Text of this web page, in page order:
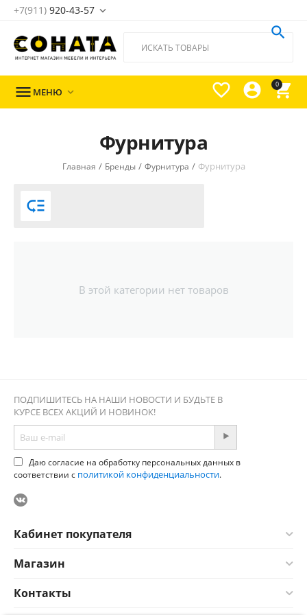
+7(911) 920-43-57 
0




 МЕНЮ 
Фурнитура
Главная / Бренды / Фурнитура / Фурнитура

В этой категории нет товаров
ПОДПИШИТЕСЬ НА НАШИ НОВОСТИ И БУДЬТЕ В
КУРСЕ ВСЕХ АКЦИЙ И НОВИНОК!
Даю согласие на обработку персональных данных в
соответствии с политикой конфиденциальности.
Кабинет покупателя
Магазин
Контакты